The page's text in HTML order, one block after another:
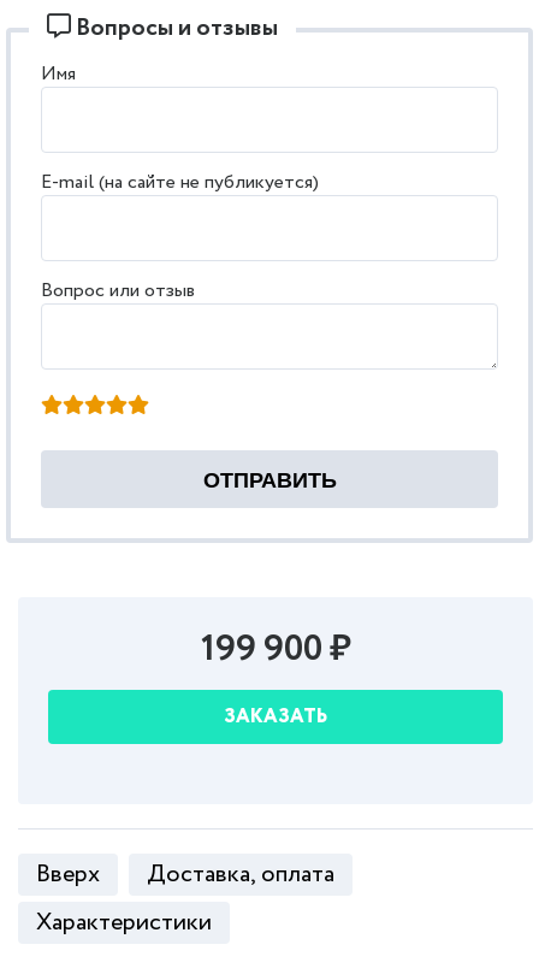
Вопросы и отзывы
Имя
E-mail (на сайте не публикуется)
Вопрос или отзыв
199 900 ₽
ЗАКАЗАТЬ
Вверх
Доставка, оплата
Характеристики